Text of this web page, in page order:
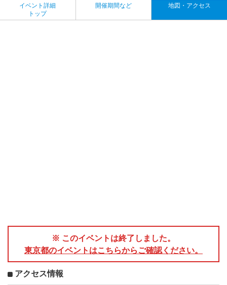
イベント詳細
トップ
開催期間など 地図・アクセス
※ このイベントは終了しました。
東京都のイベントはこちらからご確認ください。
アクセス情報